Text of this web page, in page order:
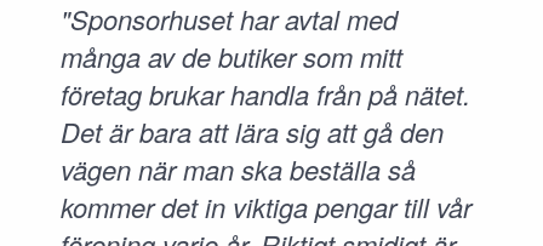
"Sponsorhuset har avtal med
många av de butiker som mitt
företag brukar handla från på nätet.
Det är bara att lära sig att gå den
vägen när man ska beställa så
kommer det in viktiga pengar till vår